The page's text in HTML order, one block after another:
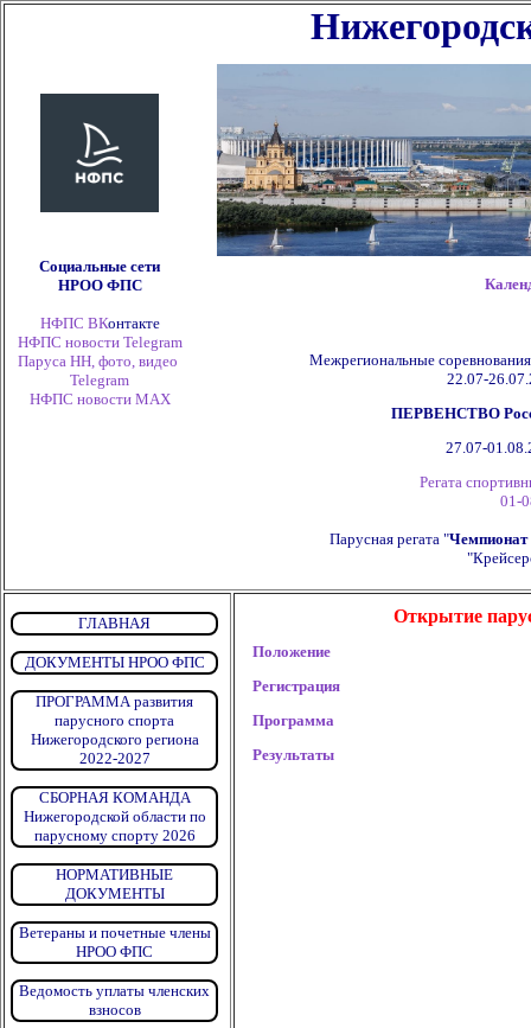
Социальные сети
НРОО ФПС
НФПС ВКонтакте
НФПС новости Telegram
Паруса НН, фото, видео
Telegram
НФПС новости MAX
Межрегиональные
22.07-
ПЕРВЕНСТВО
27.07-
Регата
01-
Парусная регата "Чемпионат
ГЛАВНАЯ
ДОКУМЕНТЫ НРОО ФПС
ПРОГРАММА развития
парусного спорта
Нижегородского региона
2022-2027
СБОРНАЯ КОМАНДА
Нижегородской области по
парусному спорту 2026
НОРМАТИВНЫЕ
ДОКУМЕНТЫ
Ветераны и почетные члены
НРОО ФПС
Ведомость уплаты членских
взносов
Открытие
Положение
Регистрация
Программа
Результаты